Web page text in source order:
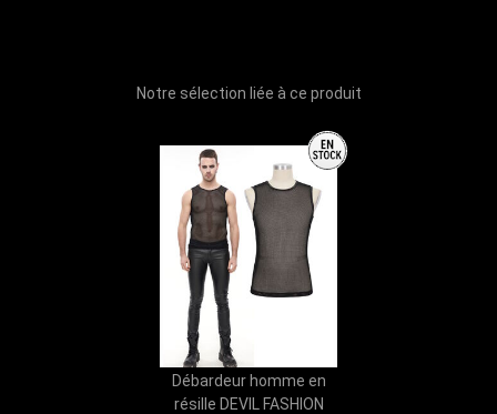
Notre sélection liée à ce produit
Débardeur homme en
résille DEVIL FASHION